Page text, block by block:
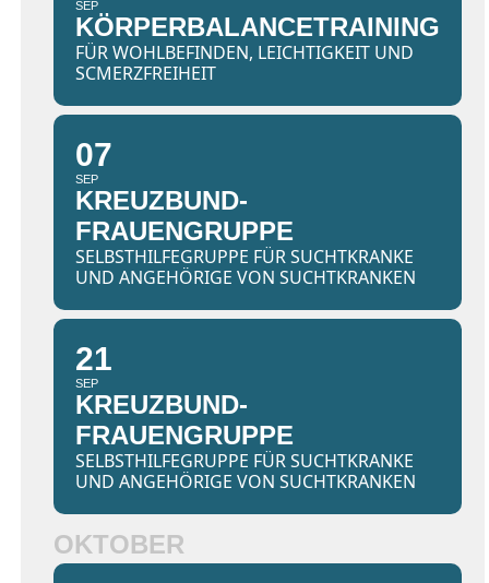
SEP
KÖRPERBALANCETRAINING
FÜR WOHLBEFINDEN, LEICHTIGKEIT UND
SCMERZFREIHEIT
07
SEP
KREUZBUND-
FRAUENGRUPPE
SELBSTHILFEGRUPPE FÜR SUCHTKRANKE
UND ANGEHÖRIGE VON SUCHTKRANKEN
21
SEP
KREUZBUND-
FRAUENGRUPPE
SELBSTHILFEGRUPPE FÜR SUCHTKRANKE
UND ANGEHÖRIGE VON SUCHTKRANKEN
OKTOBER